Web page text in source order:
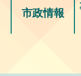
市政情報